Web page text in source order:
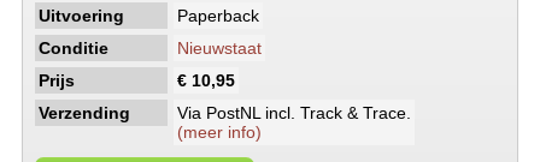
Uitvoering
Paperback
Conditie
Nieuwstaat
Prijs
€ 10,95
Verzending
Via PostNL incl. Track & Trace.
(meer info)